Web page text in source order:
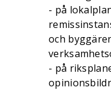
- på
och
- på